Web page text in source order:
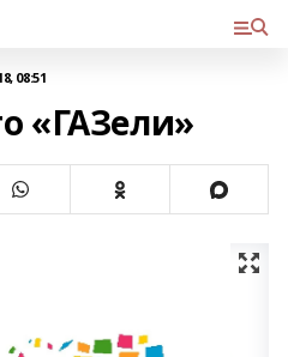
08:51
«ГАЗели»